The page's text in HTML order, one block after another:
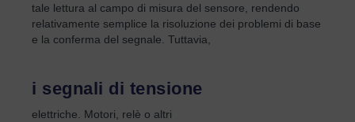
tale lettura al campo di misura del sensore, rendendo
relativamente semplice la risoluzione dei problemi di base
e la conferma del segnale. Tuttavia,
i segnali di tensione
elettriche. Motori, relè o altri